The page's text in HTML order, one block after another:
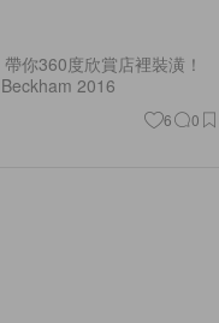
你360度欣賞店裡裝潢！
2016
6 0